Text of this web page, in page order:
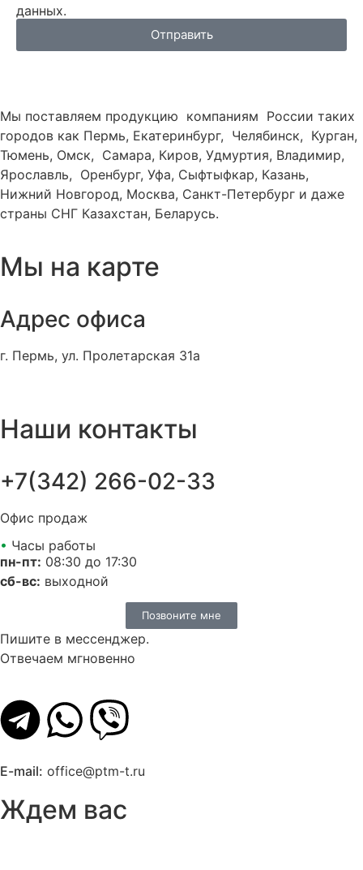
данных.
Отправить
Мы поставляем продукцию компаниям России таких
городов как Пермь, Екатеринбург, Челябинск, Курган,
Тюмень, Омск, Самара, Киров, Удмуртия, Владимир,
Ярославль, Оренбург, Уфа, Сыфтыфкар, Казань,
Нижний Новгород, Москва, Санкт-Петербург и даже
страны СНГ Казахстан, Беларусь.
Мы на карте
Адрес офиса
г. Пермь, ул. Пролетарская 31а
Наши контакты
+7(342) 266-02-33
Офис продаж
• Часы работы
пн-пт: 08:30 до 17:30
сб-вс: выходной
Позвоните мне
Пишите в мессенджер.
Отвечаем мгновенно
E-mail: office@ptm-t.ru
Ждем вас